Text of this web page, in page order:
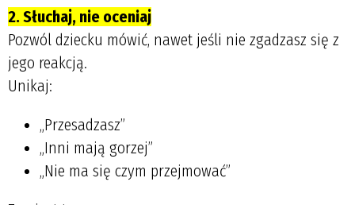
2. Słuchaj, nie oceniaj
Pozwól dziecku mówić, nawet jeśli nie zgadzasz się z
jego reakcją.
Unikaj:
„Przesadzasz”
„Inni mają gorzej”
„Nie ma się czym przejmować”